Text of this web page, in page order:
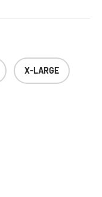
X-LARGE